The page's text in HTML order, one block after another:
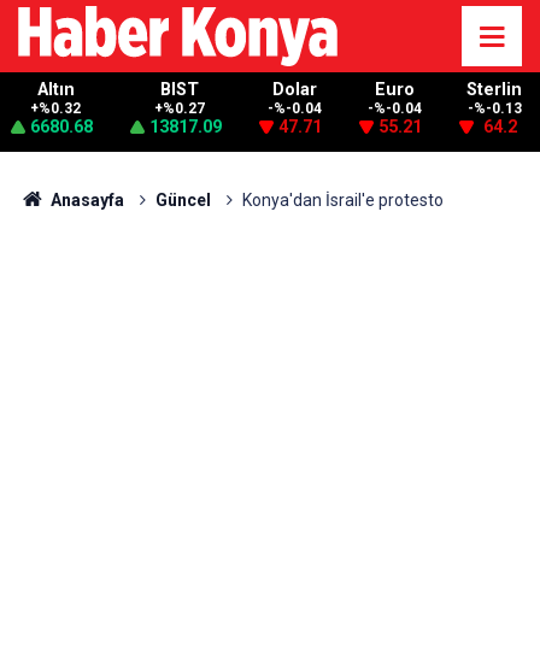
Altın
+%0.32
6680.68
BIST
+%0.27
13817.09
Dolar
-%-0.04
47.71
Euro
-%-0.04
55.21
Sterlin
-%-0.13
64.2
Anasayfa Güncel Konya'dan İsrail'e protesto